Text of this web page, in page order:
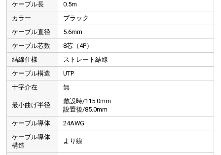
ケーブル長
0.5m
カラー
ブラック
ケーブル直径
5.6mm
ケーブル芯数
8芯（4P）
結線仕様
ストレート結線
ケーブル構造
UTP
十字介在
無
最小曲げ半径
敷設時/115.0mm
設置後/85.0mm
ケーブル導体
24AWG
ケーブル導体
構造
より線